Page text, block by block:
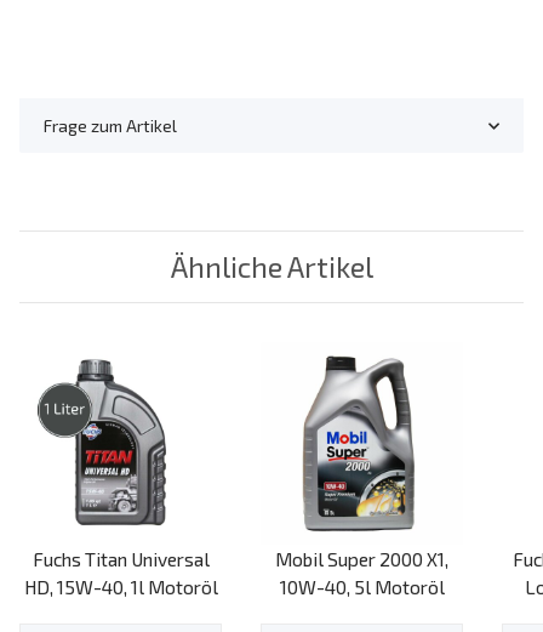
Frage zum Artikel
Ähnliche Artikel
Fuchs Titan Universal
HD, 15W-40, 1l Motoröl
Mobil Super 2000 X1,
10W-40, 5l Motoröl